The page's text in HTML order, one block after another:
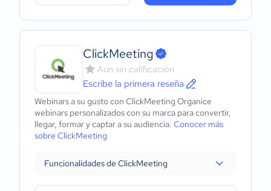
ClickMeeting
Aún sin calificación
Escribe la primera reseña
Webinars a su gusto con ClickMeeting Organice
webinars personalizados con su marca para convertir,
llegar, formar y captar a su audiencia. Conocer más
sobre ClickMeeting
Funcionalidades de ClickMeeting